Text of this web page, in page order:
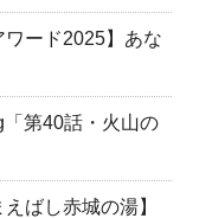
ワード2025】あな
第40話・火山の
ばし赤城の湯】